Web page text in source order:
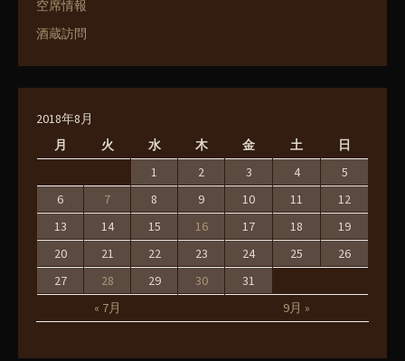
空席情報
酒蔵訪問
2018年8月
月
火 水 木 金 土 日
« 7月 9月 »
1 2 3 4
5
6
7 8 9 10 11
12
13
14 15 16 17 18
19
20
21 22 23 24 25
26
27
28 29 30 31